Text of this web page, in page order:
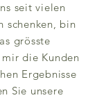
seit vielen
schenken, bin
grösste
die Kunden
Ergebnisse
Sie unsere